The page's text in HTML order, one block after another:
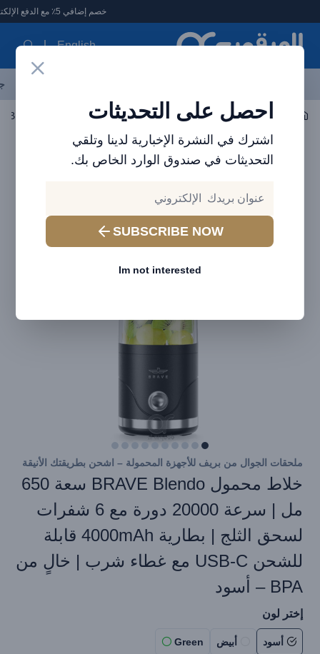
العرقوب - متجر الإلكترونيات في الإمارات
خصم إضافي 5٪ مع الدفع الإلكتروني
English
احصل على التحديثات
اشترك في النشرة الإخبارية لدينا وتلقي
التحديثات في صندوق الوارد الخاص بك.
SUBSCRIBE NOW
Im not interested
أجهزة متعددة Mini Blenders
ملحقات الجوال من بريف للأجهزة المحمولة – اشحن بطريقتك الأنيقة
خلاط محمول BRAVE Blendo سعة 650
مل | سرعة 20000 دورة مع 6 شفرات
لسحق الثلج | بطارية 4000mAh قابلة
للشحن USB-C مع غطاء شرب | خالٍ من
BPA – أسود
إختر لون
أسود أبيض Green